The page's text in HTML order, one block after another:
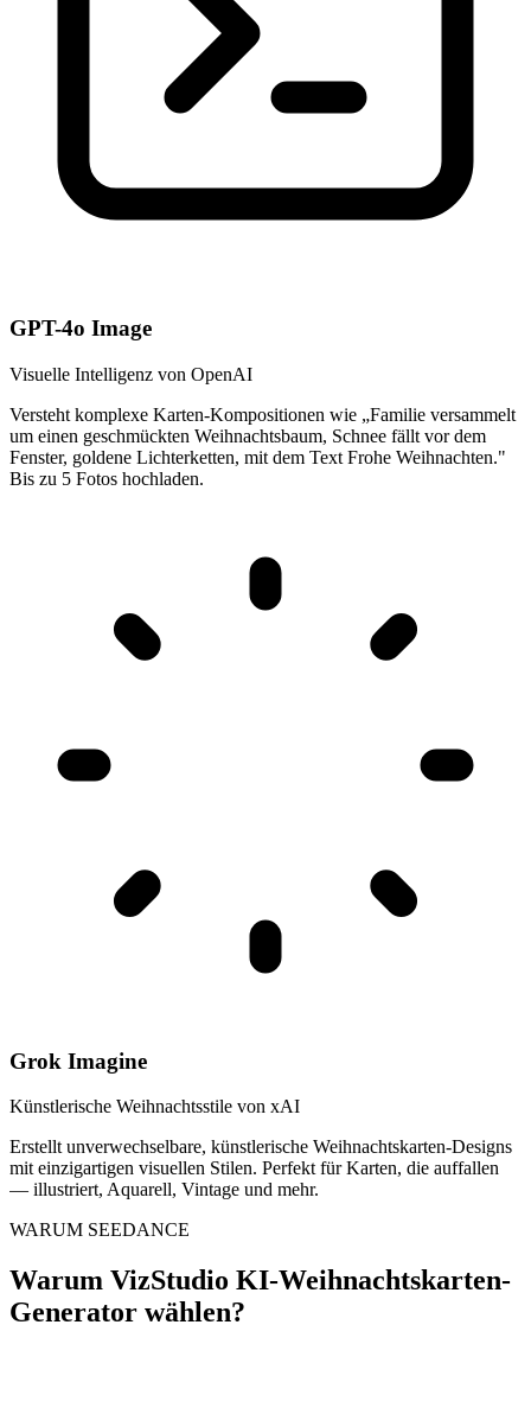
GPT-4o Image
Visuelle Intelligenz von OpenAI
Versteht komplexe Karten-Kompositionen wie „Familie versammelt
um einen geschmückten Weihnachtsbaum, Schnee fällt vor dem
Fenster, goldene Lichterketten, mit dem Text Frohe Weihnachten."
Bis zu 5 Fotos hochladen.
Grok Imagine
Künstlerische Weihnachtsstile von xAI
Erstellt unverwechselbare, künstlerische Weihnachtskarten-Designs
mit einzigartigen visuellen Stilen. Perfekt für Karten, die auffallen
— illustriert, Aquarell, Vintage und mehr.
WARUM SEEDANCE
Warum VizStudio KI-Weihnachtskarten-
Generator wählen?